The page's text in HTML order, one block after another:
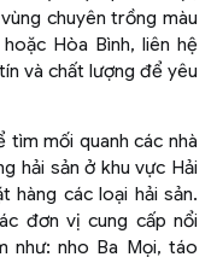
chuyên trồng màu
Hòa Bình, liên hệ
và chất lượng để yêu
tìm mối quanh các nhà
hải sản ở khu vực Hải
hàng các loại hải sản.
đơn vị cung cấp nổi
như: nho Ba Mọi, táo